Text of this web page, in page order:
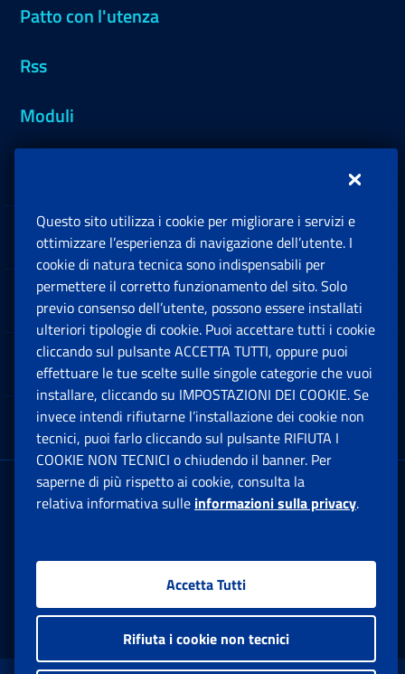
Patto con l'utenza
Rss
Moduli
Sedi e Contatti
Software
Note Legali
App mobile
Sede Legale : Via Ciro il Grande, 21
00144 Roma
Facebook: Apre una nuova finestra
Twitter: Apre una nuova finestra
Whatsapp: Apre una nuova
Youtube: Apre una
Instagram:
Questo sito utilizza i cookie per migliorare i servizi e
ottimizzare l’esperienza di navigazione dell’utente. I
cookie di natura tecnica sono indispensabili per
permettere il corretto funzionamento del sito. Solo
previo consenso dell’utente, possono essere installati
ulteriori tipologie di cookie. Puoi accettare tutti i cookie
cliccando sul pulsante ACCETTA TUTTI, oppure puoi
effettuare le tue scelte sulle singole categorie che vuoi
installare, cliccando su IMPOSTAZIONI DEI COOKIE. Se
invece intendi rifiutarne l’installazione dei cookie non
tecnici, puoi farlo cliccando sul pulsante RIFIUTA I
COOKIE NON TECNICI o chiudendo il banner. Per
saperne di più rispetto ai cookie, consulta la
relativa informativa sulle informazioni sulla privacy.
Accetta Tutti
Rifiuta i cookie non tecnici